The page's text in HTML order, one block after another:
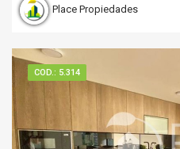
Place Propiedades
COD.: 5.314